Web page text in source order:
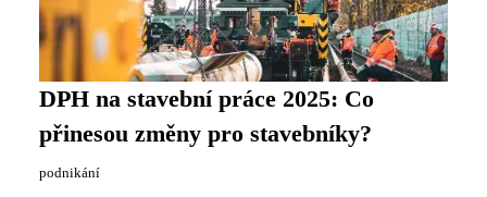
DPH na stavební práce 2025: Co
přinesou změny pro stavebníky?
podnikání